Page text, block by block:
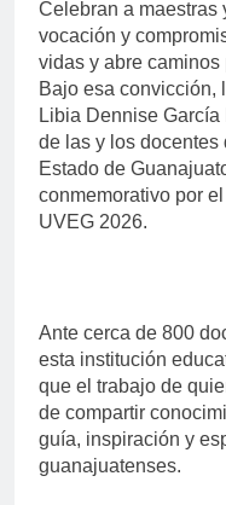
Celebran a maestras
vocación y
vidas y abre caminos
Bajo esa convicción,
Libia Dennise
de las y los docentes
Estado de
conmemorativo por
UVEG 2026.
Ante cerca de 800
esta institución
que el trabajo de
de compartir
guía, inspiración y
guanajuatenses.